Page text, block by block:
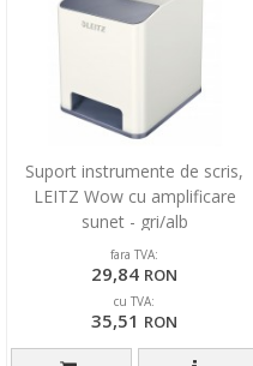
Suport instrumente de scris,
LEITZ Wow cu amplificare
sunet - gri/alb
fara TVA:
29,84 RON
cu TVA:
35,51 RON